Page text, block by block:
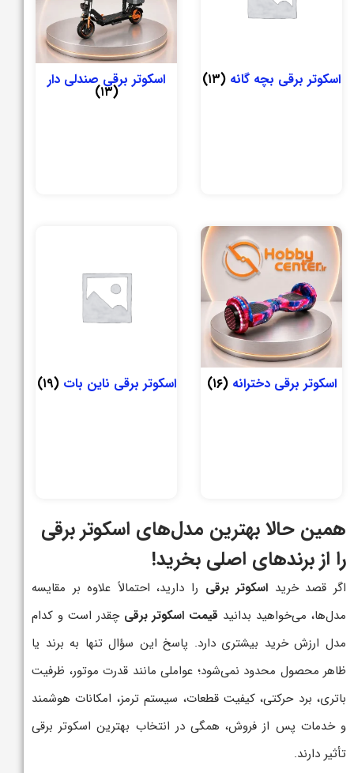
اسکوتر برقی بچه گانه (۱۳) اسکوتر برقی صندلی دار
(۱۳)
اسکوتر برقی دخترانه(۱۶) اسکوتر برقی ناین بات(۱۹)
همین حالا بهترین مدل‌های اسکوتر برقی
را از برندهای اصلی بخرید!
اگر قصد خرید اسکوتر برقی را دارید، احتمالاً علاوه بر مقایسه
مدل‌ها، می‌خواهید بدانید قیمت اسکوتر برقی چقدر است و کدام
مدل ارزش خرید بیشتری دارد. پاسخ این سؤال تنها به برند یا
ظاهر محصول محدود نمی‌شود؛ عواملی مانند قدرت موتور، ظرفیت
باتری، برد حرکتی، کیفیت قطعات، سیستم ترمز، امکانات هوشمند
و خدمات پس از فروش، همگی در انتخاب بهترین اسکوتر برقی
تأثیر دارند.